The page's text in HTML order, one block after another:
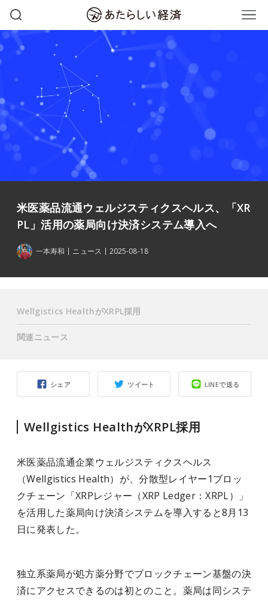
米医薬品流通ウェルジスティクスヘルス、「XR
PL」活用の薬局向け決済システム導入へ
一本寿和 ニュース 2025-08-18
シェア ツイート LINEで送る
Wellgistics HealthがXRPL採用
米医薬品流通企業ウェルジスティクスヘルス
（Wellgistics Health）が、分散型レイヤー1ブロッ
クチェーン「XRPレジャー（XRP Ledger：XRPL）」
を活用した薬局向け決済システムを導入すると8月13
日に発表した。
独立系薬局が処方薬分野でブロックチェーン基盤の決
済にアクセスできるのは初とのこと。薬局は同システ
Wellgistics HealthがXRPL採用
関連ニュース